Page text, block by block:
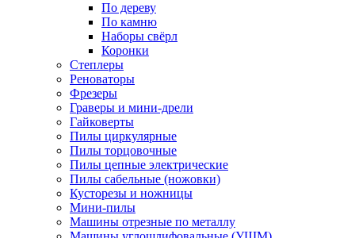
По дереву
По камню
Наборы свёрл
Коронки
Степлеры
Реноваторы
Фрезеры
Граверы и мини-дрели
Гайковерты
Пилы циркулярные
Пилы торцовочные
Пилы цепные электрические
Пилы сабельные (ножовки)
Кусторезы и ножницы
Мини-пилы
Машины отрезные по металлу